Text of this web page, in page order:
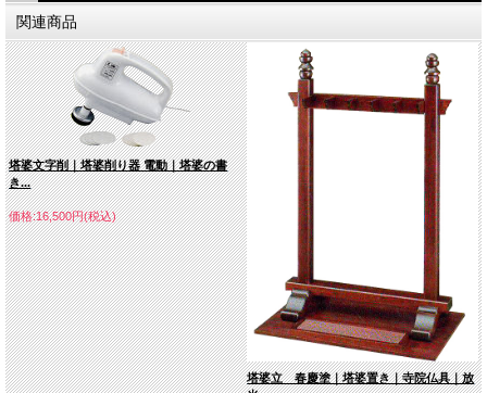
関連商品
塔婆文字削｜塔婆削り器 電動｜塔婆の書
き...
価格:16,500円(税込)
塔婆立 春慶塗｜塔婆置き｜寺院仏具｜放